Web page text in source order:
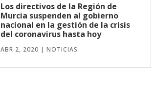
Los directivos de la Región de
Murcia suspenden al gobierno
nacional en la gestión de la crisis
del coronavirus hasta hoy
ABR 2, 2020 | NOTICIAS